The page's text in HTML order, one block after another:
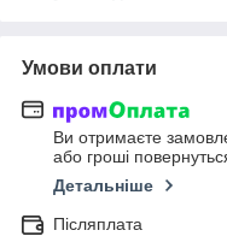
Умови оплати
Ви отримаєте
або гроші
Детальніше
Післяплата